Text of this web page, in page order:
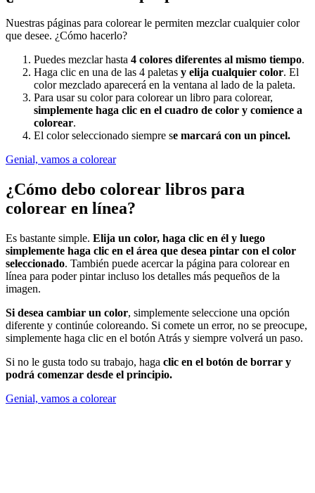
Nuestras páginas para colorear le permiten mezclar cualquier color
que desee. ¿Cómo hacerlo?
Puedes mezclar hasta 4 colores diferentes al mismo tiempo.
Haga clic en una de las 4 paletas y elija cualquier color. El
color mezclado aparecerá en la ventana al lado de la paleta.
Para usar su color para colorear un libro para colorear,
simplemente haga clic en el cuadro de color y comience a
colorear.
El color seleccionado siempre se marcará con un pincel.
Genial, vamos a colorear
¿Cómo debo colorear libros para
colorear en línea?
Es bastante simple. Elija un color, haga clic en él y luego
simplemente haga clic en el área que desea pintar con el color
seleccionado. También puede acercar la página para colorear en
línea para poder pintar incluso los detalles más pequeños de la
imagen.
Si desea cambiar un color, simplemente seleccione una opción
diferente y continúe coloreando. Si comete un error, no se preocupe,
simplemente haga clic en el botón Atrás y siempre volverá un paso.
Si no le gusta todo su trabajo, haga clic en el botón de borrar y
podrá comenzar desde el principio.
Genial, vamos a colorear